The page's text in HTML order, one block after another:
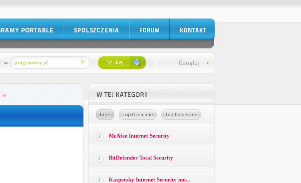
programosy.pl
w
1 McAfee Internet Security
2 BitDefender Total Security
3 Kaspersky Internet Security mu...